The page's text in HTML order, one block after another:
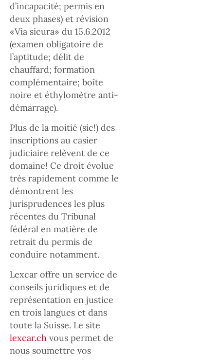
d’incapacité; permis en
deux phases) et révision
«Via sicura» du 15.6.2012
(examen obligatoire de
l’aptitude; délit de
chauffard; formation
complémentaire; boîte
noire et éthylomètre anti-
démarrage).
Plus de la moitié (sic!) des
inscriptions au casier
judiciaire relèvent de ce
domaine! Ce droit évolue
très rapidement comme le
démontrent les
jurisprudences les plus
récentes du Tribunal
fédéral en matière de
retrait du permis de
conduire notamment.
Lexcar offre un service de
conseils juridiques et de
représentation en justice
en trois langues et dans
toute la Suisse. Le site
lexcar.ch vous permet de
nous soumettre vos